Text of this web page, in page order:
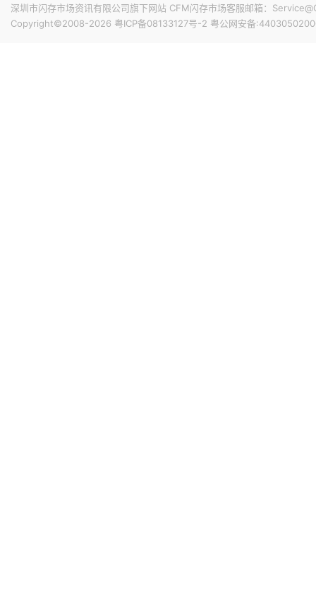
深圳市闪存市场资讯有限公司旗下网站 CFM闪存市场客服邮箱：
Copyright©2008-2026 粤ICP备08133127号-2 粤公网安备